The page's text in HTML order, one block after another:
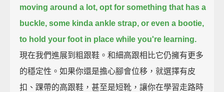
moving around a lot, opt for something that has a
buckle, some kinda ankle strap, or even a bootie,
to hold your foot in place while you're learning.
現在我們進展到粗跟鞋。和細高跟相比它仍擁有更多
的穩定性。如果你還是擔心腳會位移，就選擇有皮
扣、踝帶的高跟鞋，甚至是短靴，讓你在學習走路時